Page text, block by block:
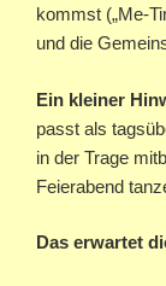
kommst („Me-
und die
Ein kleiner
passt als
in der Trage
Feierabend
Das erwartet